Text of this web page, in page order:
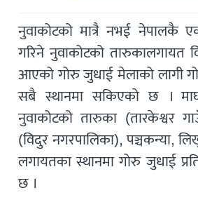
नुवाकोटको मात्रै नभई नेपालकै
गरिने नुवाकोटको तारुकालगायत
आएको गोरु जुधाई मेलाको लागी
सबै स्थानमा सकिएको छ ।
नुवाकोटको तारुका (तारकेश्वर
(विदुर नगरपालिका), पञ्चकन्या,
लगायतका स्थानमा गोरु जुधाई
छ ।